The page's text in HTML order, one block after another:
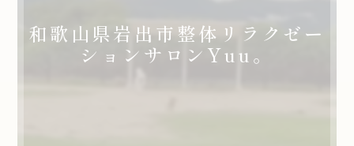
和歌山県岩出市整体リラクゼー
ションサロンYuu。